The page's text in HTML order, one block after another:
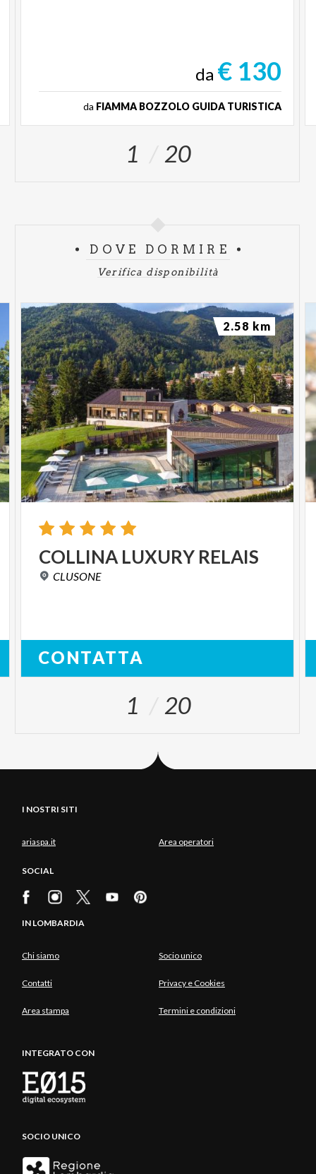
da € 130
da FIAMMA BOZZOLO GUIDA TURISTICA
1 20
DOVE DORMIRE
Verifica disponibilità
COLLINA LUXURY RELAIS
CLUSONE
CONTATTA
2.58 km
1 20
I NOSTRI SITI
ariaspa.it Area operatori
SOCIAL
IN LOMBARDIA
Chi siamo Socio unico
Contatti Privacy e Cookies
Area stampa Termini e condizioni
INTEGRATO CON
SOCIO UNICO